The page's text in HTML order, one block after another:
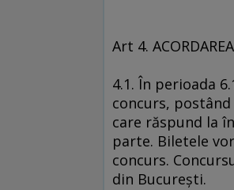
Art 4.
4.1. În perioada
concurs,
care răspund la
parte. Biletele
concurs.
din Bucureşti.